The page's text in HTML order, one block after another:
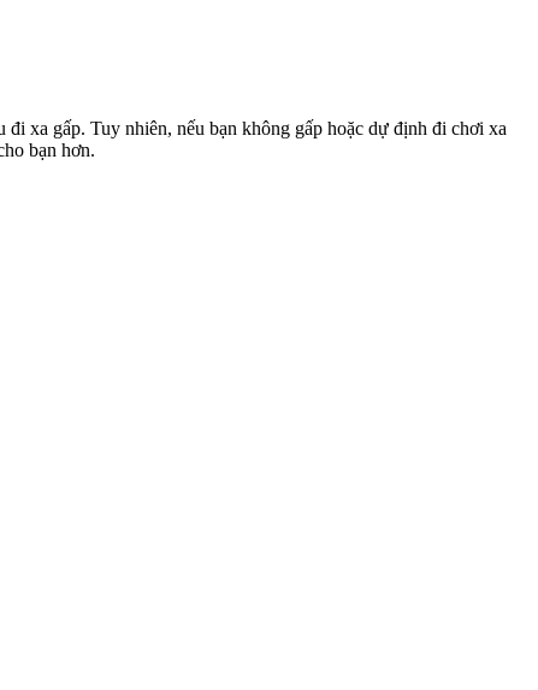
xa gấp. Tuy nhiên, nếu bạn không gấp hoặc dự định đi chơi xa
bạn hơn.